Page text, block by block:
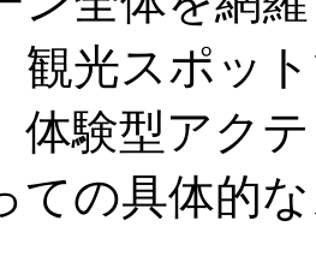
観光スポッ
体験型アク
ての具体的